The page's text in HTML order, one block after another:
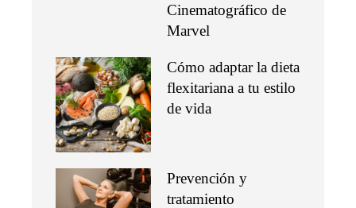
Cinematográfico de
Marvel
Cómo adaptar la dieta
flexitariana a tu estilo
de vida
Prevención y
tratamiento